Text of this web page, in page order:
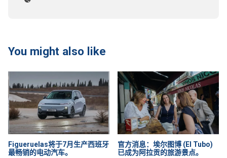
You might also like
Figueruelas将于7月生产西班牙
最畅销的电动汽车。
官方消息：埃尔图博 (El Tubo)
已成为阿拉贡的旅游景点。